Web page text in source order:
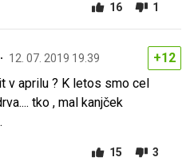
16 1
12. 07. 2019 19.39
+12
v aprilu ? K letos smo cel
tko , mal kanjček
15 3